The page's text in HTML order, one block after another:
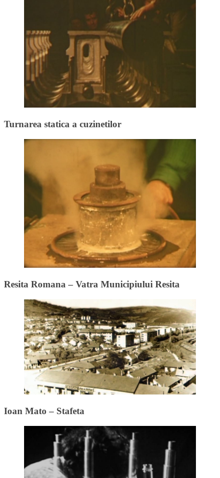
Turnarea statica a cuzinetilor
Resita Romana – Vatra Municipiului Resita
Ioan Mato – Stafeta